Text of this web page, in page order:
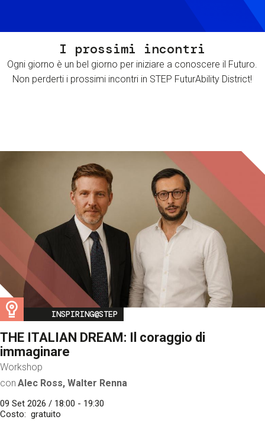
I prossimi incontri
Ogni giorno è un bel giorno per iniziare a conoscere il Futuro.
Non perderti i prossimi incontri in STEP FuturAbility District!
Image
INSPIRING@STEP
THE ITALIAN DREAM: Il coraggio di
immaginare
Workshop
con Alec Ross, Walter Renna
09 Set 2026 / 18:00 - 19:30
Costo
gratuito